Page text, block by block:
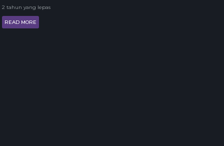
2 tahun yang lepas
READ MORE